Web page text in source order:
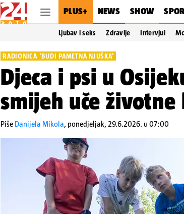
PLUS+ NEWS SHOW
Ljubav i seks Zdravlje Intervjui
RADIONICA 'BUDI PAMETNA NJUŠKA'
Djeca i psi u
smijeh uče životne
Piše Danijela Mikola, ponedjeljak, 29.6.2026. u 07:00